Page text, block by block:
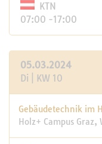
KTN
07:00 -17:00
05.03.2024
Di | KW 10
Gebäudetechnik im
Holz+ Campus Graz,